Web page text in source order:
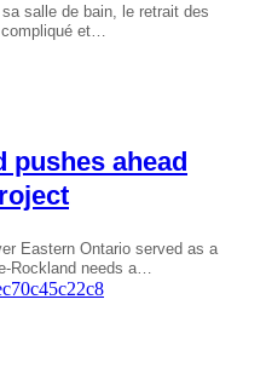
salle de bain, le retrait des
et…
pushes ahead
Eastern Ontario served as a
Rockland needs a…